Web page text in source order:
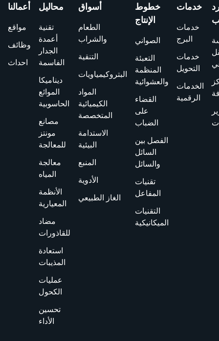
أعمالنا
مواقع
وظائف
احداث
محاليل
تقنية
أعمدة
الجدار
الفاسمة
ديناميكا
الموائع
الحاسوبية
مصانع
مونتز
للمعالجة
معالجة
المياه
الأنظمة
المعيارية
مضاد
للقاذورات
استعادة
المذيبات
عمليات
الكحول
تحسين
الأداء
أسواق
الطعام
والشراب
التنقية
البتروكيمياويات
المواد
الكيميائية
المتخصصة
الاستدامة
البيئية
المنبع
الأدوية
الغاز الطبيعي
خطوط
الإنتاج
الصواني
التعبئة
المنظمة
والعشوائية
القضاء
على
الضباب
الفصل بين
السائل
والسائل
تقنيات
المفاعل
التقنيات
الميكانيكية
خدمات
خدمات
البرج
خدمات
التحويل
الخدمات
الرقمية